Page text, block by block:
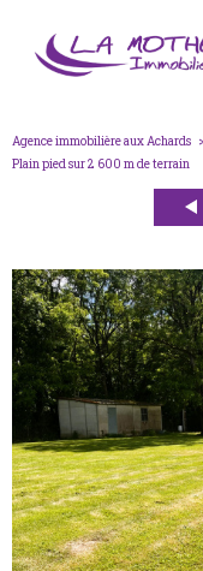
Agence immobilière aux Achards
plain pied sur 2 600 m de terrain